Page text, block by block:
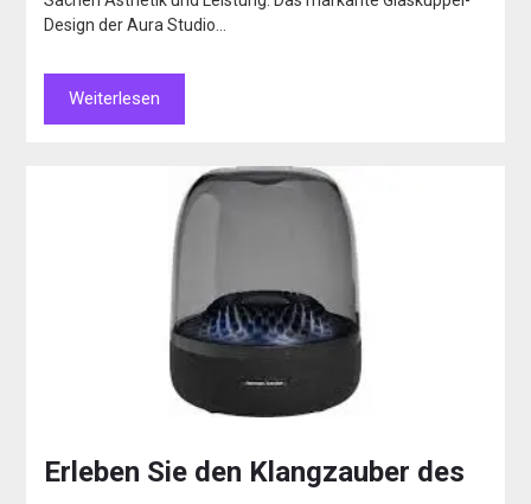
Design der Aura Studio…
Weiterlesen
Erleben Sie den Klangzauber des